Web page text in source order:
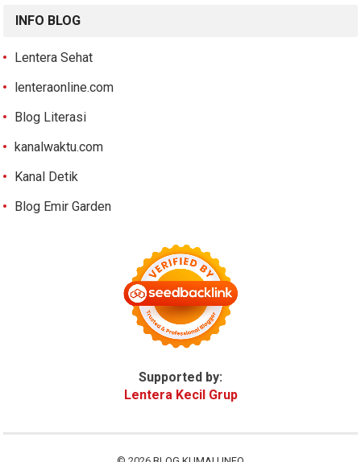
INFO BLOG
Lentera Sehat
lenteraonline.com
Blog Literasi
kanalwaktu.com
Kanal Detik
Blog Emir Garden
Supported by:
Lentera Kecil Grup